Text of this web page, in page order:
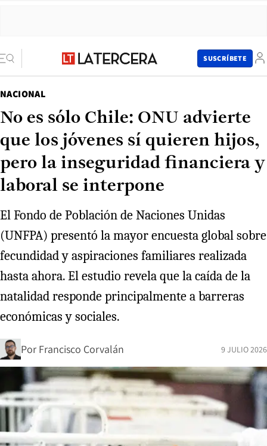
SUSCRÍBETE
NACIONAL
No es sólo Chile: ONU advierte
que los jóvenes sí quieren hijos,
pero la inseguridad financiera y
laboral se interpone
El Fondo de Población de Naciones Unidas
(UNFPA) presentó la mayor encuesta global sobre
fecundidad y aspiraciones familiares realizada
hasta ahora. El estudio revela que la caída de la
natalidad responde principalmente a barreras
económicas y sociales.
Por Francisco Corvalán 9 JULIO 2026